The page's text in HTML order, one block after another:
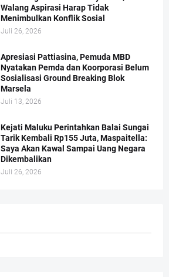
Walang Aspirasi Harap Tidak
Menimbulkan Konflik Sosial
Juli 26, 2026
Apresiasi Pattiasina, Pemuda MBD
Nyatakan Pemda dan Koorporasi Belum
Sosialisasi Ground Breaking Blok
Marsela
Juli 13, 2026
Kejati Maluku Perintahkan Balai Sungai
Tarik Kembali Rp155 Juta, Maspaitella:
Saya Akan Kawal Sampai Uang Negara
Dikembalikan
Juli 26, 2026